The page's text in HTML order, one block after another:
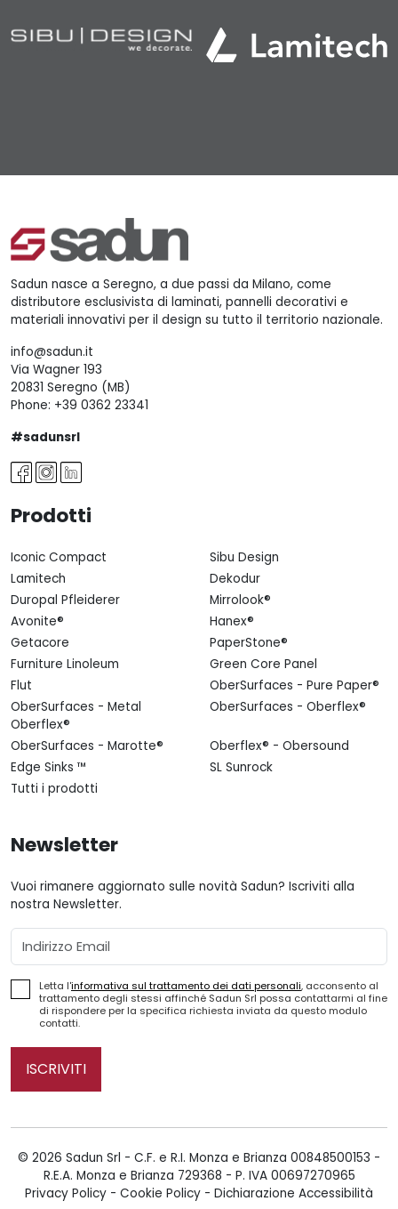
Sadun nasce a Seregno, a due passi da Milano, come
distributore esclusivista di laminati, pannelli decorativi e
materiali innovativi per il design su tutto il territorio nazionale.
info@sadun.it
Via Wagner 193
20831 Seregno (MB)
Phone: +39 0362 23341
#sadunsrl
Prodotti
Iconic Compact
Sibu Design
Lamitech
Dekodur
Duropal Pfleiderer
Mirrolook®
Avonite®
Hanex®
Getacore
PaperStone®
Furniture Linoleum
Green Core Panel
Flut
OberSurfaces - Pure Paper®
OberSurfaces - Metal
Oberflex®
OberSurfaces - Oberflex®
OberSurfaces - Marotte®
Oberflex® - Obersound
Edge Sinks ™
SL Sunrock
Tutti i prodotti
Newsletter
Vuoi rimanere aggiornato sulle novità Sadun? Iscriviti alla
nostra Newsletter.
Email
Letta l'informativa sul trattamento dei dati personali, acconsento al
trattamento degli stessi affinché Sadun Srl possa contattarmi al fine
di rispondere per la specifica richiesta inviata da questo modulo
contatti.
ISCRIVITI
© 2026 Sadun Srl - C.F. e R.I. Monza e Brianza 00848500153 -
R.E.A. Monza e Brianza 729368 - P. IVA 00697270965
Privacy Policy - Cookie Policy - Dichiarazione Accessibilità